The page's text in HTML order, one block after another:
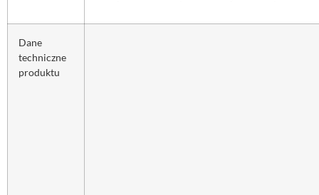
Dane
techniczne
produktu